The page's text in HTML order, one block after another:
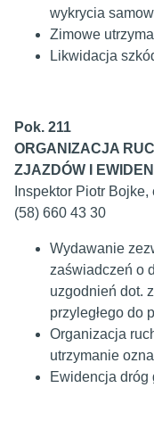
wykrycia
Zimowe
Likwidacja
Pok. 211
ORGANIZACJA
ZJAZDÓW I
Inspektor Piotr Bojke,
(58) 660 43 30
Wydawanie
zaświadczeń o
uzgodnień dot.
przyległego do
Organizacja
utrzymanie
Ewidencja dróg